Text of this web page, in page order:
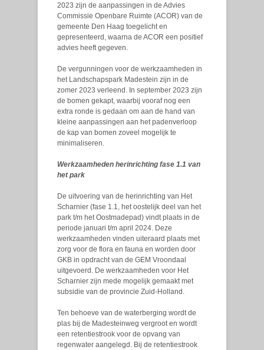
2023 zijn de aanpassingen in de Advies
Commissie Openbare Ruimte (ACOR) van de
gemeente Den Haag toegelicht en
gepresenteerd, waarna de ACOR een positief
advies heeft gegeven.
De vergunningen voor de werkzaamheden in
het Landschapspark Madestein zijn in de
zomer 2023 verleend. In september 2023 zijn
de bomen gekapt, waarbij vooraf nog een
extra ronde is gedaan om aan de hand van
kleine aanpassingen aan het padenverloop
de kap van bomen zoveel mogelijk te
minimaliseren.
Werkzaamheden herinrichting fase 1.1 van
het park
De uitvoering van de herinrichting van Het
Scharnier (fase 1.1, het oostelijk deel van het
park t/m het Oostmadepad) vindt plaats in de
periode januari t/m april 2024. Deze
werkzaamheden vinden uiteraard plaats met
zorg voor de flora en fauna en worden door
GKB in opdracht van de GEM Vroondaal
uitgevoerd. De werkzaamheden voor Het
Scharnier zijn mede mogelijk gemaakt met
subsidie van de provincie Zuid-Holland.
Ten behoeve van de waterberging wordt de
plas bij de Madesteinweg vergroot en wordt
een retentiestrook voor de opvang van
regenwater aangelegd. Bij de retentiestrook